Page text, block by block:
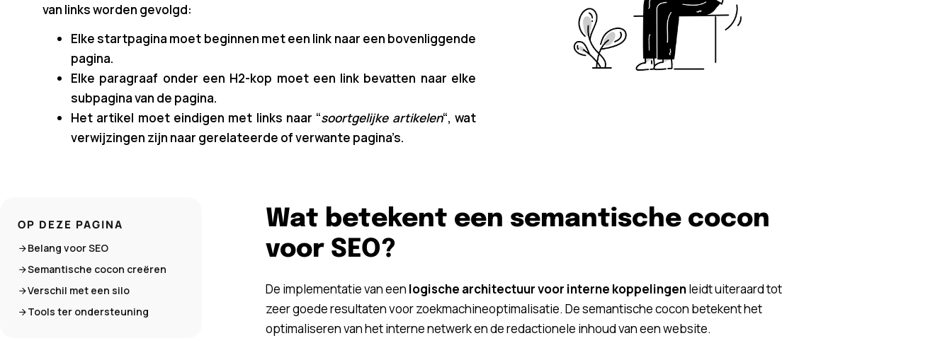
van links worden gevolgd:
Elke startpagina moet beginnen met een link naar een bovenliggende
pagina.
Elke paragraaf onder een H2-kop moet een link bevatten naar elke
subpagina van de pagina.
Het artikel moet eindigen met links naar “soortgelijke artikelen“, wat
verwijzingen zijn naar gerelateerde of verwante pagina’s.
OP DEZE PAGINA
Belang voor SEO
Semantische cocon creëren
Verschil met een silo
Tools ter ondersteuning
Wat betekent een semantische cocon
voor SEO?
De implementatie van een logische architectuur voor interne koppelingenleidt uiteraard tot
zeer goede resultaten voor zoekmachineoptimalisatie. De semantische cocon betekent het
optimaliseren van het interne netwerk en de redactionele inhoud van een website.